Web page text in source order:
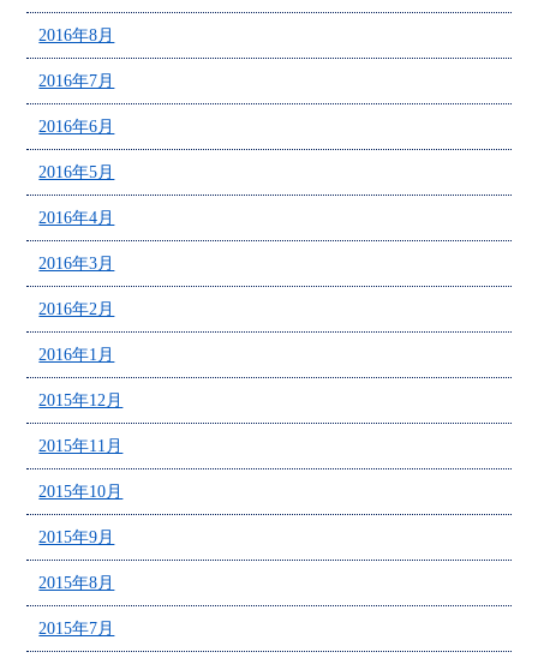
2016年8月
2016年7月
2016年6月
2016年5月
2016年4月
2016年3月
2016年2月
2016年1月
2015年12月
2015年11月
2015年10月
2015年9月
2015年8月
2015年7月